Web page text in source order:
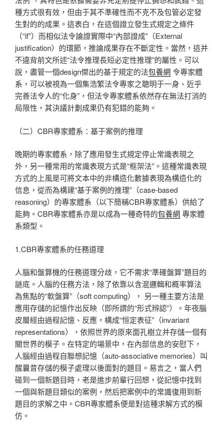
種方式很有效，但由于其不準確性而不克不及包管必定發
生對的的成果。這表白，在這個證立發生式規定之條件
（“if”）而相似法令論證實際中“內部證成”（External
justification）的環節，推論成果存在不斷定性。當然，這并
不違背前文所述“法令推理長短必定性推理”的屬性。可以
說，盡管一個design傑出的基于規定的法包養網 令專家體
系，可以被視為一個集浩繁法令專家之聰明于一身、近乎
完善法令人的“化身”，但法令專家體系依然存在無法打消的
局限性，其決議計劃成果仍有犯錯的能夠。
（二）CBR專家體系：基于案例的推理
晚期的專家體系，除了應用發生式規定停止常識表現之
外，另一種常用的常識表現方式是“框架法”。這種常識表現
方式的上風是可將文本中的非構造化數據表現為構造化的
信息，從而為構建“基于案例的推理”（case-based
reasoning）的專家體系（以下簡稱CBR專家體系）供給了
能夠。CBR專家體系亦是以成為一種奇特的包養網 專家體
系類型。
1.CBR專家體系的任務道理
人腦和盤算機的任務道理分歧，它不需求“準確盤算”題目的
謎底。人腦的任務方法，除了依靠以含混邏輯和概率算法
為焦點的“軟盤算”（soft computing）， 另一種主要方法是
應用存儲的記憶作出反映（即所謂的“形式辨認”）。年夜腦
皮層經由過程記憶、反應，構成“恒定表征”（invariant
representations），依照世界的原來面孔樹立并存儲一個有
關世界的模子。在特定的場景中，在內部信息的安慰下，
人腦經由過程自聯想記憶（auto-associative memories）叫
醒曩昔存儲的模子處理以後面對的題目。易言之，當人們
碰到一個新題目時，老是進步前輩行回想，從記憶中找到
一個與新題目類似的案例，然后把案例中的常識復用到新
題目的求解之中。CBR專家體系便是對這種求解方式的模
仿。